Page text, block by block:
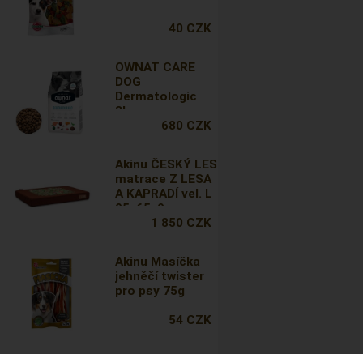
40 CZK
OWNAT CARE
DOG
Dermatologic
3kg
680 CZK
Akinu ČESKÝ LES
matrace Z LESA
A KAPRADÍ vel. L
95x65x9 cm
1 850 CZK
Akinu Masíčka
jehněčí twister
pro psy 75g
54 CZK